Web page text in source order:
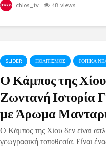
chios_tv 48 views
SLIDER ΠΟΛΙΤΙΣΜΟΣ ΤΟΠΙΚΑ
Ο Κάμπος της
Ζωντανή Ιστορία
με Άρωμα
Ο Κάμπος της Χίου δεν είναι
γεωγραφική τοποθεσία. Είναι